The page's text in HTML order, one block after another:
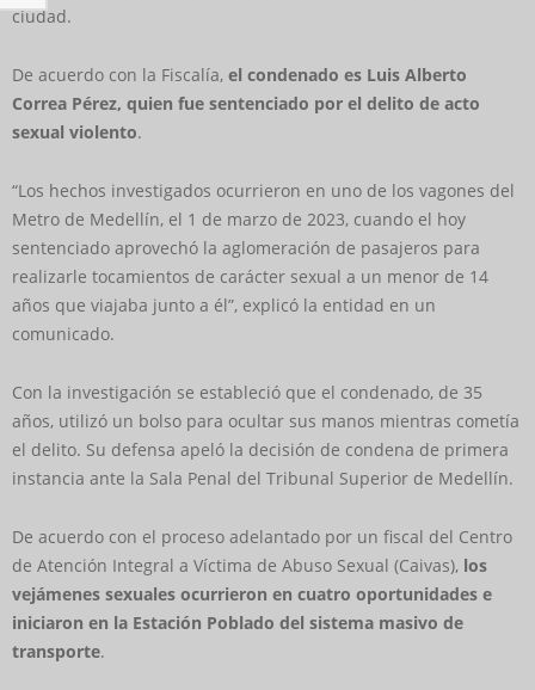
ciudad.
De acuerdo con la Fiscalía, el condenado es Luis Alberto
Correa Pérez, quien fue sentenciado por el delito de acto
sexual violento.
“Los hechos investigados ocurrieron en uno de los vagones del
Metro de Medellín, el 1 de marzo de 2023, cuando el hoy
sentenciado aprovechó la aglomeración de pasajeros para
realizarle tocamientos de carácter sexual a un menor de 14
años que viajaba junto a él”, explicó la entidad en un
comunicado.
Con la investigación se estableció que el condenado, de 35
años, utilizó un bolso para ocultar sus manos mientras cometía
el delito. Su defensa apeló la decisión de condena de primera
instancia ante la Sala Penal del Tribunal Superior de Medellín.
De acuerdo con el proceso adelantado por un fiscal del Centro
de Atención Integral a Víctima de Abuso Sexual (Caivas), los
vejámenes sexuales ocurrieron en cuatro oportunidades e
iniciaron en la Estación Poblado del sistema masivo de
transporte.